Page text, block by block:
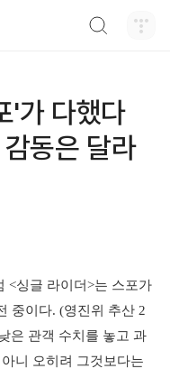
'가 다했다
동은 달라
<싱글 라이더>는 스포가
중이다. (영진위 추산 2
은 관객 수치를 놓고 과
니 오히려 그것보다는